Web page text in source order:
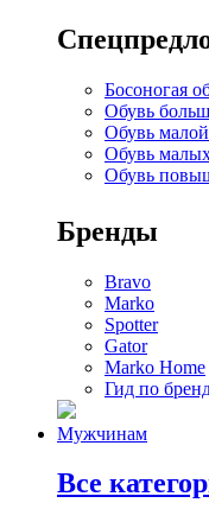
Босоногая
Обувь
Обувь
Обувь
Обувь
Бренды
Bravo
Marko
Spotter
Gator
Marko Home
Гид по
Мужчинам
Все